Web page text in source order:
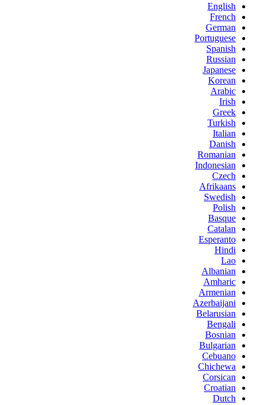
English
French
German
Portuguese
Spanish
Russian
Japanese
Korean
Arabic
Irish
Greek
Turkish
Italian
Danish
Romanian
Indonesian
Czech
Afrikaans
Swedish
Polish
Basque
Catalan
Esperanto
Hindi
Lao
Albanian
Amharic
Armenian
Azerbaijani
Belarusian
Bengali
Bosnian
Bulgarian
Cebuano
Chichewa
Corsican
Croatian
Dutch